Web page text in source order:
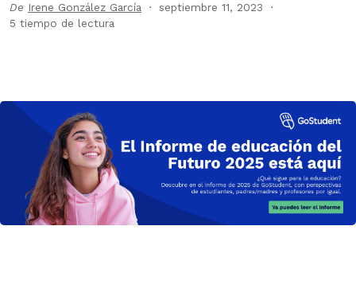
De Irene González García
septiembre 11, 2023
5 tiempo de lectura